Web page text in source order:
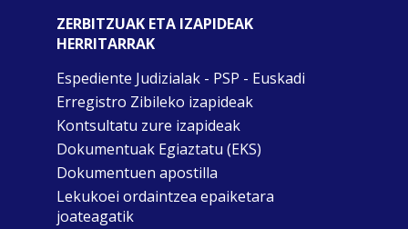
ZERBITZUAK ETA IZAPIDEAK
HERRITARRAK
Espediente Judizialak - PSP - Euskadi
Erregistro Zibileko izapideak
Kontsultatu zure izapideak
Dokumentuak Egiaztatu (EKS)
Dokumentuen apostilla
Lekukoei ordaintzea epaiketara
joateagatik